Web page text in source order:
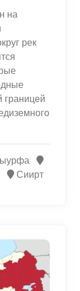
на
рек
Сиирт